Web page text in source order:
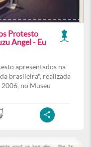
Protesto
Angel - Eu
apresentados na
brasileira", realizada
no Museu